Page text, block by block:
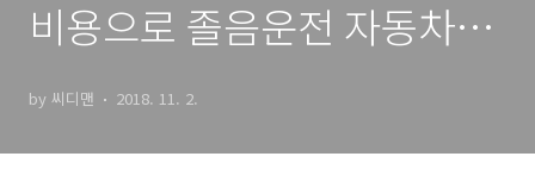
비용으로 졸음운전 자동차사
by 씨디맨 2018. 11. 2.